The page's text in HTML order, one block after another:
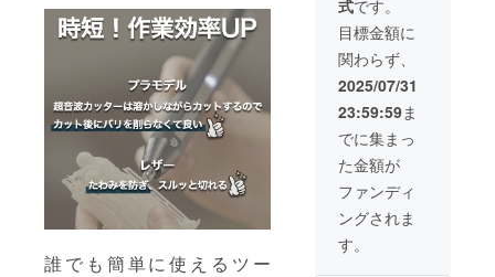
誰でも簡単に使えるツー
す。
ます。
ご了承
頂いた
上でご
支援頂
けます
様お願
い致し
ます。
2025年
10月頃
からオ
ンライ
した場
合、正
規販売
価格が
販売予
より下
がる可
ござい
ます。
品が発
ご注文
状況、
使用部
材の供
給状
造工程
上の都
合等に
より出
荷時期
が遅れ
る場合
式です。
目標金額に
関わらず、
2025/07/31
23:59:59ま
でに集まっ
た金額が
ファンディ
ングされま
す。